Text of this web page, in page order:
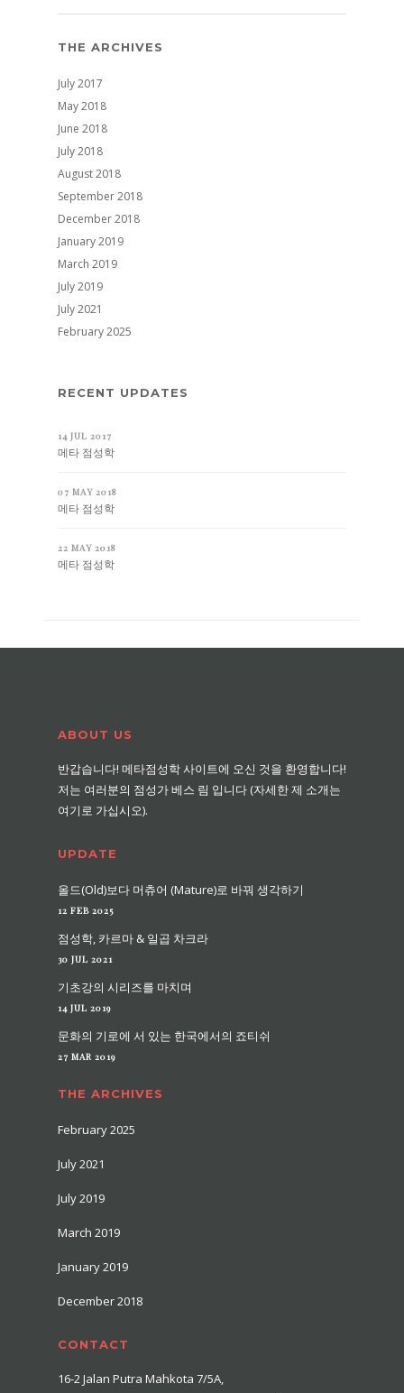
THE ARCHIVES
July 2017
May 2018
June 2018
July 2018
August 2018
September 2018
December 2018
January 2019
March 2019
July 2019
July 2021
February 2025
RECENT UPDATES
14 JUL 2017
메타 점성학
07 MAY 2018
메타 점성학
22 MAY 2018
메타 점성학
ABOUT US
반갑습니다! 메타점성학 사이트에 오신 것을 환영합니다!
저는 여러분의 점성가 베스 림 입니다 (자세한 제 소개는
여기로 가십시오).
UPDATE
올드(Old)보다 머츄어 (Mature)로 바꿔 생각하기
12 FEB 2025
점성학, 카르마 & 일곱 차크라
30 JUL 2021
기초강의 시리즈를 마치며
14 JUL 2019
문화의 기로에 서 있는 한국에서의 죠티쉬
27 MAR 2019
THE ARCHIVES
February 2025
July 2021
July 2019
March 2019
January 2019
December 2018
CONTACT
16-2 Jalan Putra Mahkota 7/5A,